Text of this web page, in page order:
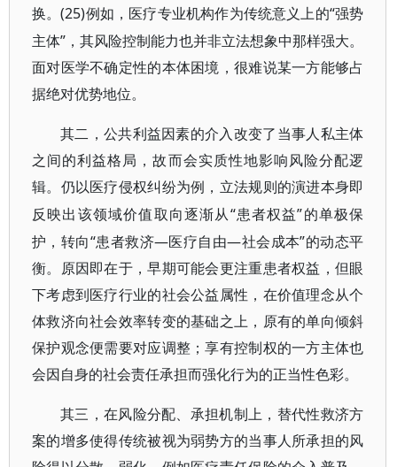
换。(25)例如，医疗专业机构作为传统意义上的“强势
主体”，其风险控制能力也并非立法想象中那样强大。
面对医学不确定性的本体困境，很难说某一方能够占
据绝对优势地位。
其二，公共利益因素的介入改变了当事人私主体
之间的利益格局，故而会实质性地影响风险分配逻
辑。仍以医疗侵权纠纷为例，立法规则的演进本身即
反映出该领域价值取向逐渐从 “患者权益”的单极保
护，转向“患者救济—医疗自由—社会成本”的动态平
衡。原因即在于，早期可能会更注重患者权益，但眼
下考虑到医疗行业的社会公益属性，在价值理念从个
体救济向社会效率转变的基础之上，原有的单向倾斜
保护观念便需要对应调整；享有控制权的一方主体也
会因自身的社会责任承担而强化行为的正当性色彩。
其三，在风险分配、承担机制上，替代性救济方
案的增多使得传统被视为弱势方的当事人所承担的风